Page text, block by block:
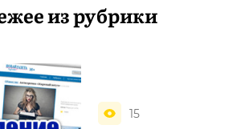
из рубрики
15